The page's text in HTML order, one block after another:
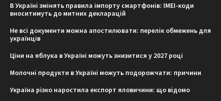
В Україні змінять правила імпорту смартфонів: IMEI-коди
вноситимуть до митних декларацій
Не всі документи можна апостилювати: перелік обмежень для
українців
Ціни на яблука в Україні можуть знизитися у 2027 році
Молочні продукти в Україні можуть подорожчати: причини
Україна різко наростила експорт яловичини: що відомо